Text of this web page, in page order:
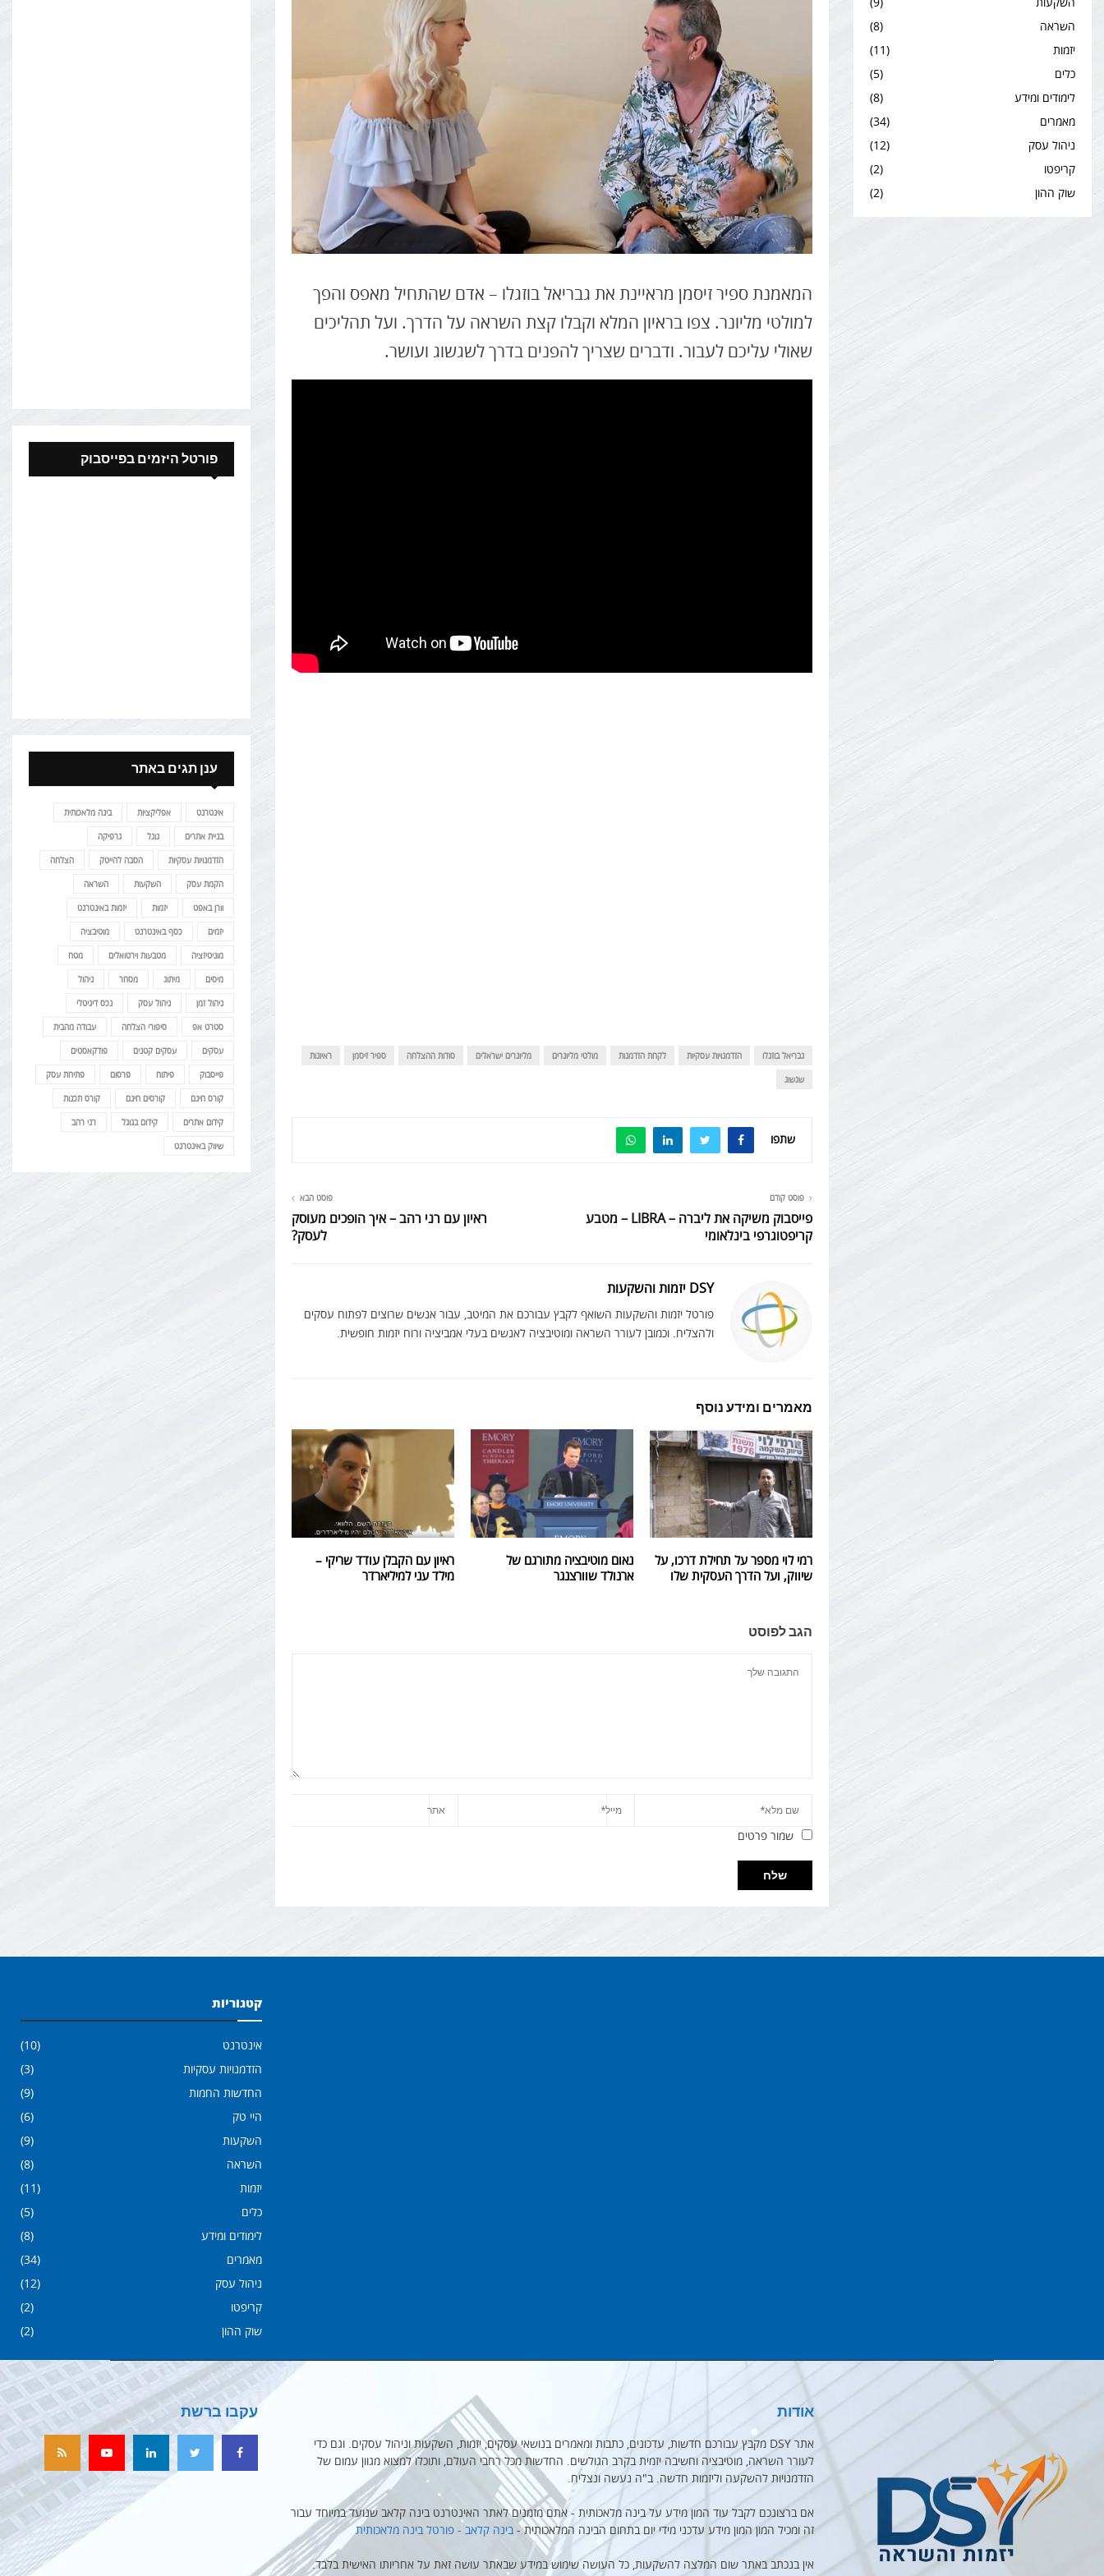
ראיון עם המליונר הישראלי גבריאל בוזגלו
המאמנת ספיר זיסמן מראיינת את גבריאל בוזגלו – אדם שהתחיל מאפס והפך
למולטי מליונר. צפו בראיון המלא וקבלו קצת השראה על הדרך. ועל תהליכים
שאולי עליכם לעבור. ודברים שצריך להפנים בדרך לשגשוג ועושר.
גבריאל בוזגלו הזדמנויות עסקיות לקחת הזדמנות מולטי מליונרים מליונרים ישראלים סודות ההצלחה ספיר זיסמן ראיונות
שגשוג
שתפו
פוסט קודם
פייסבוק משיקה את ליברה – LIBRA – מטבע
קריפטוגרפי בינלאומי
פוסט הבא
ראיון עם רני רהב – איך הופכים מעוסק
לעסק?
DSY יזמות והשקעות
פורטל יזמות והשקעות השואף לקבץ עבורכם את המיטב, עבור אנשים שרוצים לפתוח עסקים
ולהצליח. וכמובן לעורר השראה ומוטיבציה לאנשים בעלי אמביציה ורוח יזמות חופשית.
מאמרים ומידע נוסף
רמי לוי מספר על תחילת דרכו, על
שיווק, ועל הדרך העסקית שלו
נאום מוטיבציה מתורגם של
ארנולד שוורצנגר
ראיון עם הקבלן עודד שריקי –
מילד עני למיליארדר
הגב לפוסט
שמור פרטים
השראה
(8)
יזמות
(11)
כלים
(5)
לימודים ומידע
(8)
מאמרים
(34)
ניהול עסק
(12)
קריפטו
(2)
שוק ההון
(2)
פורטל היזמים בפייסבוק
ענן תגים באתר
אינטרנט אפליקציות בינה מלאכותית
בניית אתרים גוגל גרפיקה
הזדמנויות עסקיות הסבה להייטק הצלחה
הקמת עסק השקעות השראה
וורן באפט יזמות יזמות באינטרנט
יזמים כסף באינטרנט מוטיבציה
מוניטיזציה מטבעות וירטואלים מטח
מיסים מיתוג מסחר ניהול
ניהול זמן ניהול עסק נכס דיגיטלי
סטרט אפ סיפורי הצלחה עבודה מהבית
עסקים עסקים קטנים פודקאסטים
פייסבוק פיתוח פרסום פתיחת עסק
קורס חינם קורסים חינם קורס תכנות
קידום אתרים קידום בגוגל רני רהב
שיווק באינטרנט
קטגוריות
אינטרנט
(10)
הזדמנויות עסקיות
(3)
החדשות החמות
(9)
היי טק
(6)
השקעות
(9)
השראה
(8)
יזמות
(11)
כלים
(5)
לימודים ומידע
(8)
מאמרים
(34)
ניהול עסק
(12)
קריפטו
(2)
שוק ההון
(2)
אודות
אתר DSY מקבץ עבורכם חדשות, עדכונים, כתבות ומאמרים בנושאי עסקים, יזמות, השקעות וניהול עסקים. וגם כדי
לעורר השראה, מוטיבציה וחשיבה יזמית בקרב הגולשים. החדשות מכל רחבי העולם, ותוכלו למצוא מגוון עמום של
הזדמנויות להשקעה וליזמות חדשה. ב"ה נעשה ונצליח.
אם ברצונכם לקבל עוד המון מידע על בינה מלאכותית - אתם מזמנים לאתר האינטרנט בינה קלאב שנועד במיוחד עבור
זה ומכיל המון המון מידע עדכני מידי יום בתחום הבינה המלאכותית -בינה קלאב - פורטל בינה מלאכותית
אין בנכתב באתר שום המלצה להשקעות, כל העושה שימוש במידע שבאתר עושה זאת על אחריותו האישית בלבד.
עקבו ברשת